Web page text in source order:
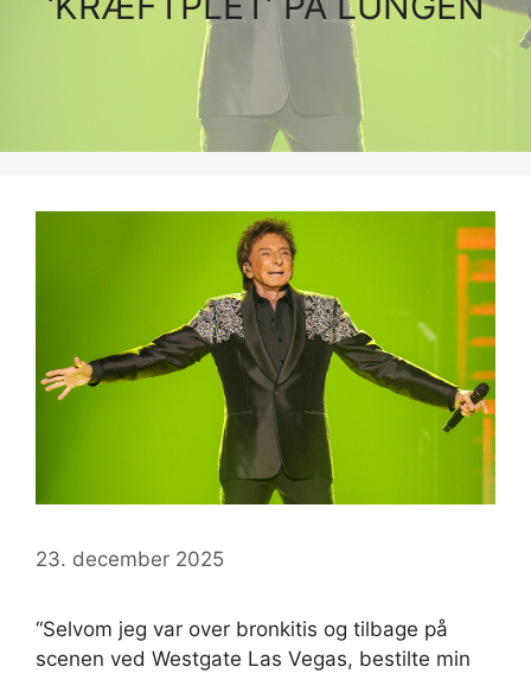
23. december 2025
“Selvom jeg var over bronkitis og tilbage på
scenen ved Westgate Las Vegas, bestilte min